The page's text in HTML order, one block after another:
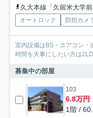
久大本線「久留米大学
オートロック 防犯カメ
室内設備はBS・エアコン・
時間を大事にしたい方は
募集中の部屋
103
6.8万円
1階 /